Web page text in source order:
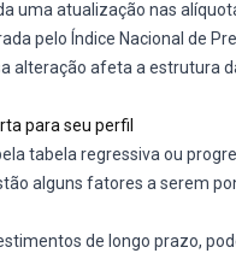
uma atualização nas
pelo Índice Nacional de
alteração afeta a estrutura
para seu perfil
tabela regressiva ou
alguns fatores a serem
de longo prazo,